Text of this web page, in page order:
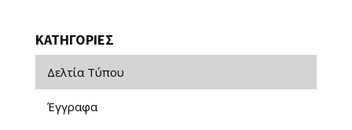
ΚΑΤΗΓΟΡΙΕΣ
Δελτία Τύπου
Έγγραφα